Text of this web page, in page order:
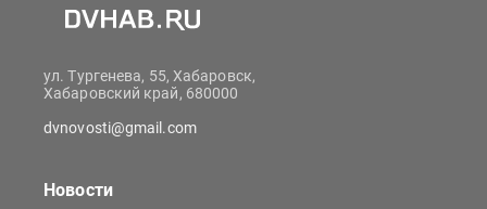
ул. Тургенева, 55, Хабаровск,
Хабаровский край, 680000
dvnovosti@gmail.com
Новости